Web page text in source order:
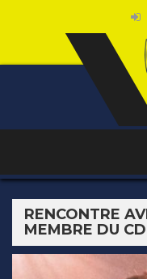
RENCONTRE
MEMBRE DU